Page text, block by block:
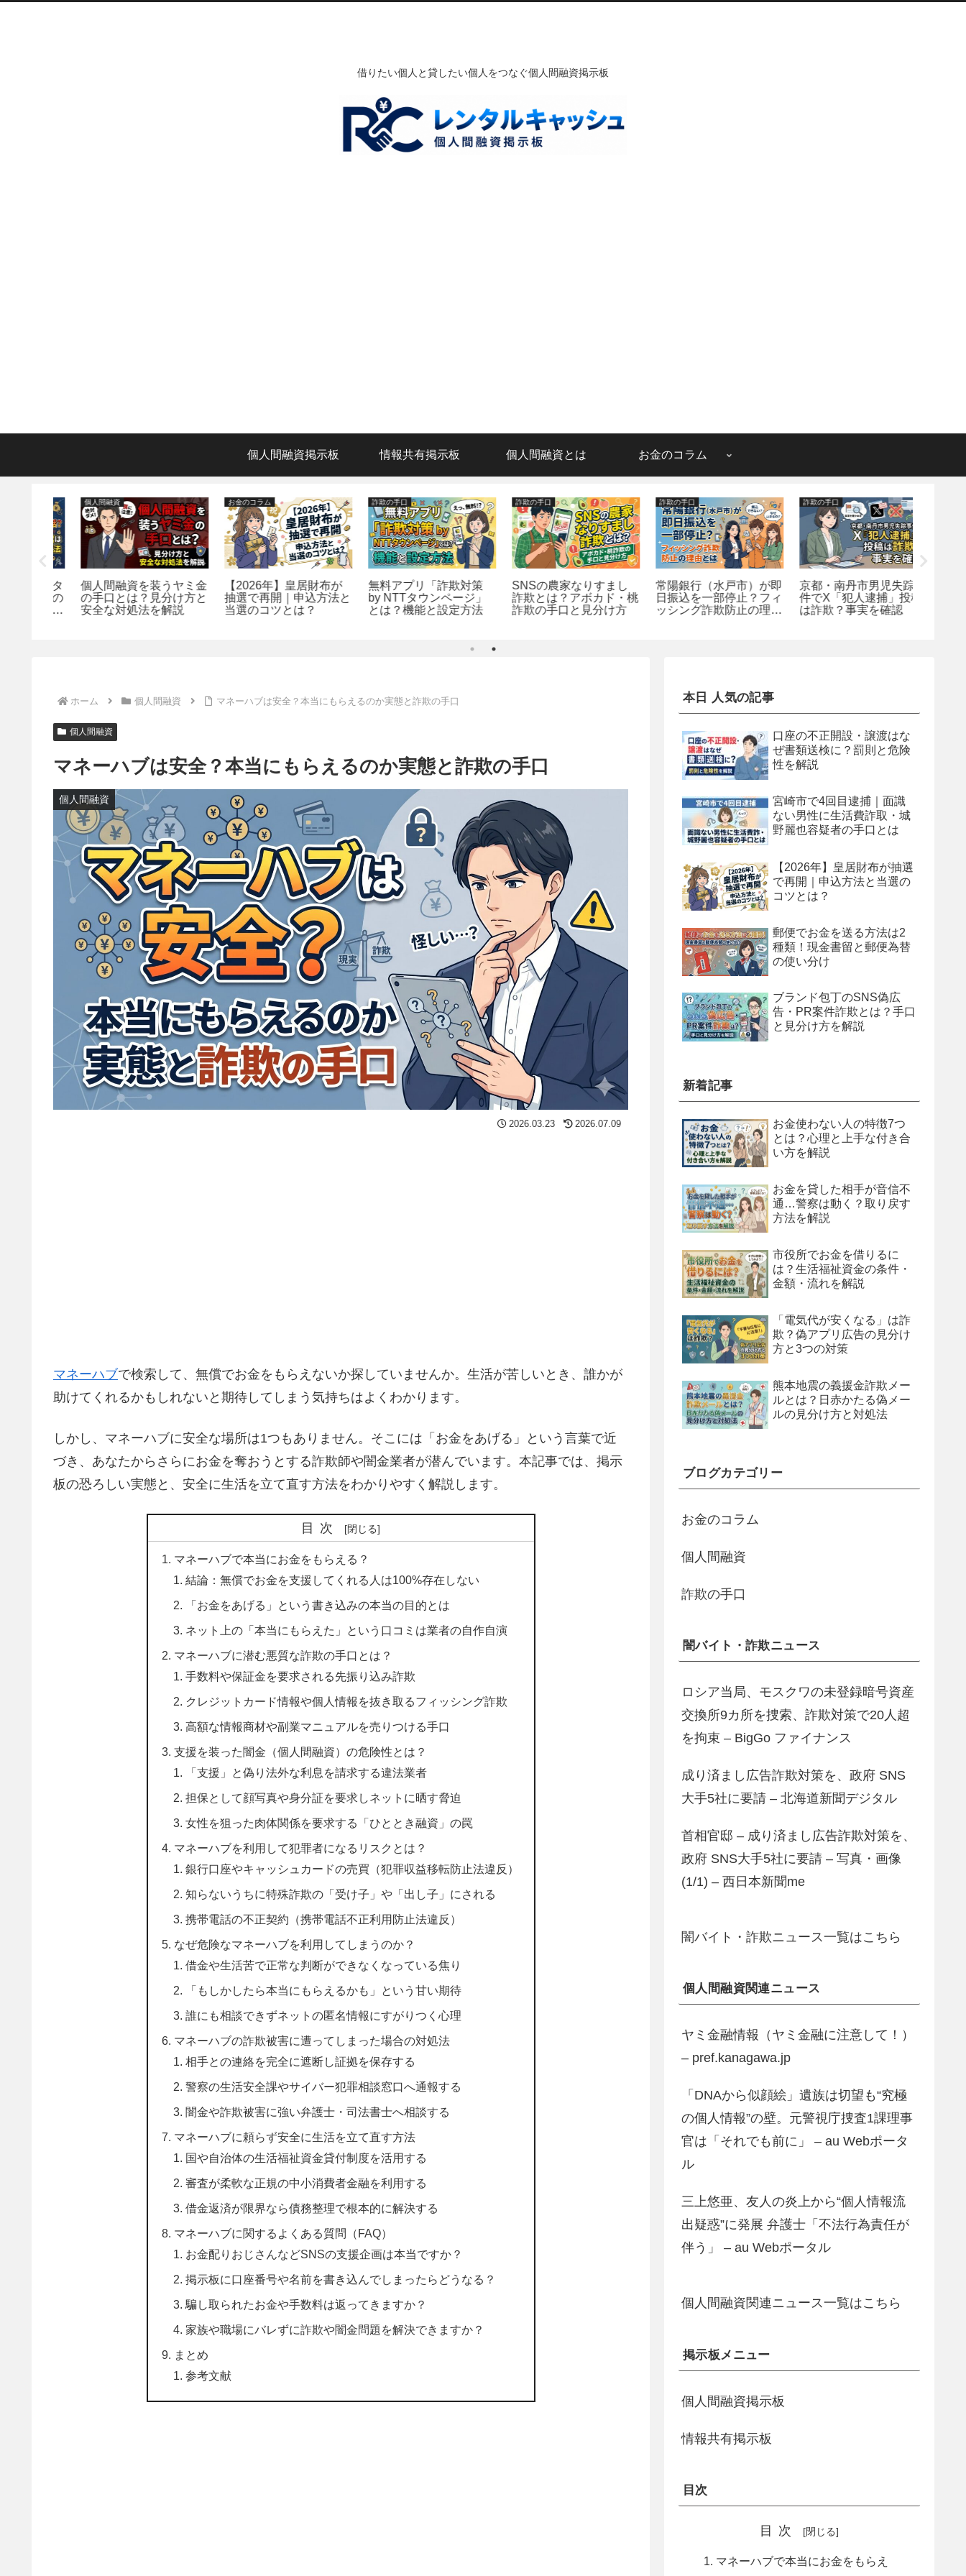
借りたい個人と貸したい個人をつなぐ個人間融資掲示板
個人間融資掲示板 情報共有掲示板 個人間融資とは お金のコラム
個人間融資
個人間融資を装うヤミ金
の手口とは？見分け方と
安全な対処法を解説
お金のコラム
【2026年】皇居財布が
抽選で再開｜申込方法と
当選のコツとは？
詐欺の手口
無料アプリ「詐欺対策
by NTTタウンページ」
とは？機能と設定方法
詐欺の手口
SNSの農家なりすまし
詐欺とは？アボカド・桃
詐欺の手口と見分け方
詐欺の手口
常陽銀行（水戸市）が即
日振込を一部停止？フィ
ッシング詐欺防止の理由
詐欺の手口
京都・南丹市男児失踪事
件でX「犯人逮捕」投稿
は詐欺？事実を確認
ホーム 個人間融資 マネーハブは安全？本当にもらえるのか実態と詐欺の手口
個人間融資
マネーハブは安全？本当にもらえるのか実態と詐欺の手口
個人間融資
2026.03.23 2026.07.09
マネーハブで検索して、無償でお金をもらえないか探していませんか。生活が苦しいとき、誰かが
助けてくれるかもしれないと期待してしまう気持ちはよくわかります。
しかし、マネーハブに安全な場所は1つもありません。そこには「お金をあげる」という言葉で近
づき、あなたからさらにお金を奪おうとする詐欺師や闇金業者が潜んでいます。本記事では、掲示
板の恐ろしい実態と、安全に生活を立て直す方法をわかりやすく解説します。
目次
マネーハブで本当にお金をもらえる？
結論：無償でお金を支援してくれる人は100%存在しない
「お金をあげる」という書き込みの本当の目的とは
ネット上の「本当にもらえた」という口コミは業者の自作自演
マネーハブに潜む悪質な詐欺の手口とは？
手数料や保証金を要求される先振り込み詐欺
クレジットカード情報や個人情報を抜き取るフィッシング詐欺
高額な情報商材や副業マニュアルを売りつける手口
支援を装った闇金（個人間融資）の危険性とは？
「支援」と偽り法外な利息を請求する違法業者
担保として顔写真や身分証を要求しネットに晒す脅迫
女性を狙った肉体関係を要求する「ひととき融資」の罠
マネーハブを利用して犯罪者になるリスクとは？
銀行口座やキャッシュカードの売買（犯罪収益移転防止法違反）
知らないうちに特殊詐欺の「受け子」や「出し子」にされる
携帯電話の不正契約（携帯電話不正利用防止法違反）
なぜ危険なマネーハブを利用してしまうのか？
借金や生活苦で正常な判断ができなくなっている焦り
「もしかしたら本当にもらえるかも」という甘い期待
誰にも相談できずネットの匿名情報にすがりつく心理
マネーハブの詐欺被害に遭ってしまった場合の対処法
相手との連絡を完全に遮断し証拠を保存する
警察の生活安全課やサイバー犯罪相談窓口へ通報する
闇金や詐欺被害に強い弁護士・司法書士へ相談する
マネーハブに頼らず安全に生活を立て直す方法
国や自治体の生活福祉資金貸付制度を活用する
審査が柔軟な正規の中小消費者金融を利用する
借金返済が限界なら債務整理で根本的に解決する
マネーハブに関するよくある質問（FAQ）
お金配りおじさんなどSNSの支援企画は本当ですか？
掲示板に口座番号や名前を書き込んでしまったらどうなる？
騙し取られたお金や手数料は返ってきますか？
家族や職場にバレずに詐欺や闇金問題を解決できますか？
まとめ
参考文献
本日 人気の記事
口座の不正開設・譲渡はな
ぜ書類送検に？罰則と危険
性を解説
宮崎市で4回目逮捕｜面識
ない男性に生活費詐取・城
野麗也容疑者の手口とは
【2026年】皇居財布が抽選
で再開｜申込方法と当選の
コツとは？
郵便でお金を送る方法は2
種類！現金書留と郵便為替
の使い分け
ブランド包丁のSNS偽広
告・PR案件詐欺とは？手口
と見分け方を解説
新着記事
お金使わない人の特徴7つ
とは？心理と上手な付き合
い方を解説
お金を貸した相手が音信不
通…警察は動く？取り戻す
方法を解説
市役所でお金を借りるに
は？生活福祉資金の条件・
金額・流れを解説
「電気代が安くなる」は詐
欺？偽アプリ広告の見分け
方と3つの対策
熊本地震の義援金詐欺メー
ルとは？日赤かたる偽メー
ルの見分け方と対処法
ブログカテゴリー
お金のコラム
個人間融資
詐欺の手口
闇バイト・詐欺ニュース
ロシア当局、モスクワの未登録暗号資産
交換所9カ所を捜索、詐欺対策で20人超
を拘束 – BigGo ファイナンス
成り済まし広告詐欺対策を、政府 SNS
大手5社に要請 – 北海道新聞デジタル
首相官邸 – 成り済まし広告詐欺対策を、
政府 SNS大手5社に要請 – 写真・画像
(1/1) – 西日本新聞me
闇バイト・詐欺ニュース一覧はこちら
個人間融資関連ニュース
ヤミ金融情報（ヤミ金融に注意して！）
– pref.kanagawa.jp
「DNAから似顔絵」遺族は切望も“究極
の個人情報”の壁。元警視庁捜査1課理事
官は「それでも前に」 – au Webポータ
ル
三上悠亜、友人の炎上から“個人情報流
出疑惑”に発展 弁護士「不法行為責任が
伴う」 – au Webポータル
個人間融資関連ニュース一覧はこちら
掲示板メニュー
個人間融資掲示板
情報共有掲示板
目次
目次
マネーハブで本当にお金をもらえ